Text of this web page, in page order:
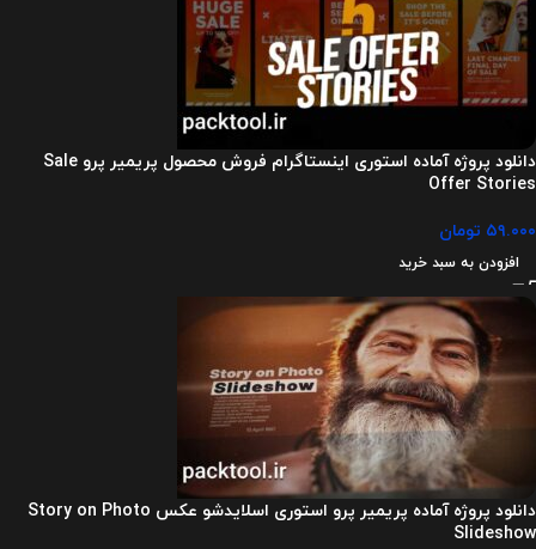
دانلود پروژه آماده استوری اینستاگرام فروش محصول پریمیر پرو Sale
Offer Stories
۵۹.۰۰۰ تومان
افزودن به سبد خرید
دانلود پروژه آماده پریمیر پرو استوری اسلایدشو عکس Story on Photo
Slideshow